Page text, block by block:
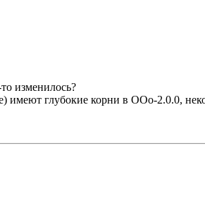
изменилось?
глубокие корни в ООо-2.0.0,